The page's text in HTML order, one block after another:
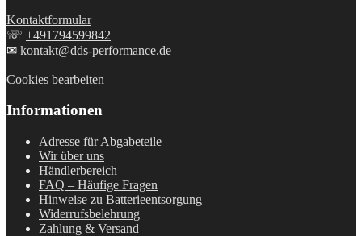
Kontaktformular
☏ +491794599842
✉ kontakt@dds-performance.de
Cookies bearbeiten
Informationen
Adresse für Abgabeteile
Wir über uns
Händlerbereich
FAQ – Häufige Fragen
Hinweise zu Batterieentsorgung
Widerrufsbelehrung
Zahlung & Versand